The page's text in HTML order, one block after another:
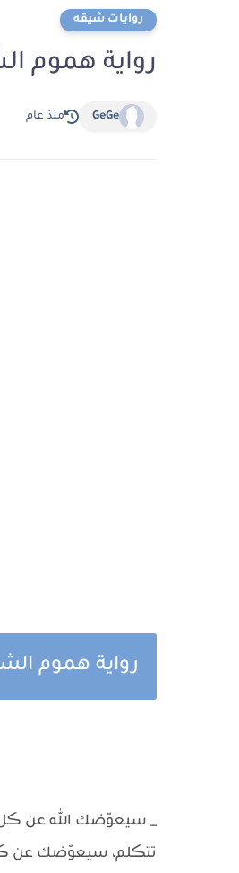
روايات شيقه
رواية هموم الشيخ
GeGe منذ عام
رواية هموم
_ ‏سيعوّضك الله عن ڪل
تتڪلم، سيعوّضك عن ڪل